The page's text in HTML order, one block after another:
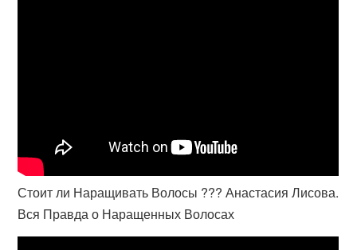
Стоит ли Наращивать Волосы ??? Анастасия Лисова.
Вся Правда о Наращенных Волосах